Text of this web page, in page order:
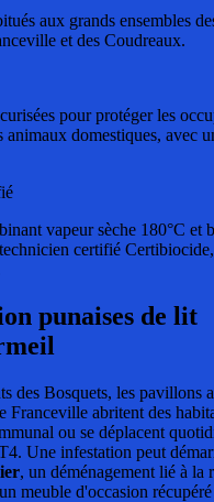
aux grands ensembles
et des Coudreaux.
pour protéger les
animaux domestiques, avec
vapeur sèche 180°C et
certifié
punaises de lit
des Bosquets, les pavillons
Franceville abritent des
ou se déplacent
Une infestation peut
, un déménagement lié à la
meuble d'occasion